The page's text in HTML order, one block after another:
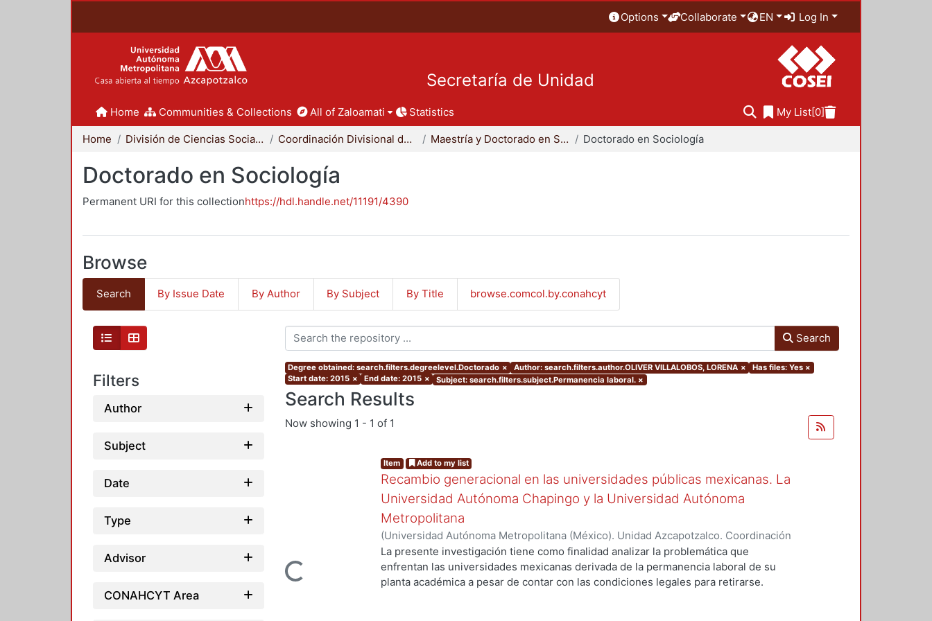
Options Collaborate EN Log In
Secretaría de Unidad
Home Communities & Collections All of Zaloamati Statistics My List[0]
Home División de Ciencias Sociales y Humanidades Coordinación Divisional de Posgrado Maestría y Doctorado en Sociología Doctorado en Sociología
Doctorado en Sociología
Permanent URI for this collectionhttps://hdl.handle.net/11191/4390
Browse
Search By Issue Date By Author By Subject By Title browse.comcol.by.conahcyt
Filters
Author
Subject
Date
Type
Advisor
CONAHCYT Area
Search
Degree obtained: search.filters.degreelevel.Doctorado × Author: search.filters.author.OLIVER VILLALOBOS, LORENA × Has files: Yes ×
Start date: 2015 × End date: 2015 × Subject: search.filters.subject.Permanencia laboral. ×
Search Results
Now showing 1 - 1 of 1
Loading...
Item Add to my list
Recambio generacional en las universidades públicas mexicanas. La
Universidad Autónoma Chapingo y la Universidad Autónoma
Metropolitana
(Universidad Autónoma Metropolitana (México). Unidad Azcapotzalco. Coordinación
de Servicios de Información.,2015-04-20)OLIVER VILLALOBOS, LORENA
La presente investigación tiene como finalidad analizar la problemática que
enfrentan las universidades mexicanas derivada de la permanencia laboral de su
planta académica a pesar de contar con las condiciones legales para retirarse.